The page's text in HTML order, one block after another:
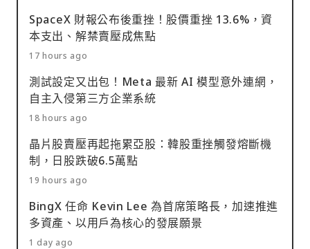
SpaceX 財報公布後重挫！股價重挫 13.6%，資
本支出、解禁賣壓成焦點
17 hours ago
測試設定又出包！Meta 最新 AI 模型意外連網，
自主入侵第三方企業系統
18 hours ago
晶片股賣壓再起拖累亞股：韓股重挫觸發熔斷機
制，日股跌破6.5萬點
19 hours ago
BingX 任命 Kevin Lee 為首席策略長，加速推進
多資產、以用戶為核心的發展願景
1 day ago